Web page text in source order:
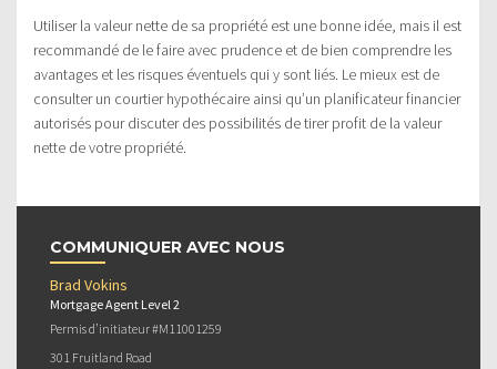
Utiliser la valeur nette de sa propriété est une bonne idée, mais il est
recommandé de le faire avec prudence et de bien comprendre les
avantages et les risques éventuels qui y sont liés. Le mieux est de
consulter un courtier hypothécaire ainsi qu’un planificateur financier
autorisés pour discuter des possibilités de tirer profit de la valeur
nette de votre propriété.
COMMUNIQUER AVEC NOUS
Brad Vokins
Mortgage Agent Level 2
Permis d’initiateur #M11001259
301 Fruitland Road